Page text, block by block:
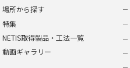
場所から探す
特集
NETIS取得製品・工法一覧
動画ギャラリー